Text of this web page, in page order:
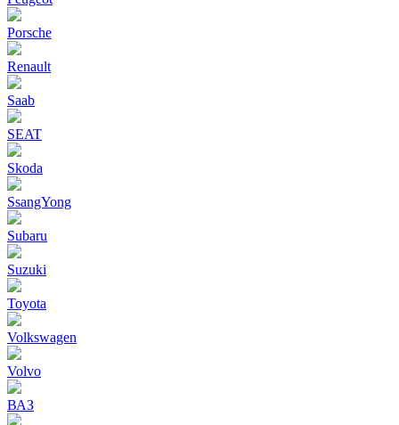
Porsche
Renault
Saab
SEAT
Skoda
SsangYong
Subaru
Suzuki
Toyota
Volkswagen
Volvo
ВАЗ